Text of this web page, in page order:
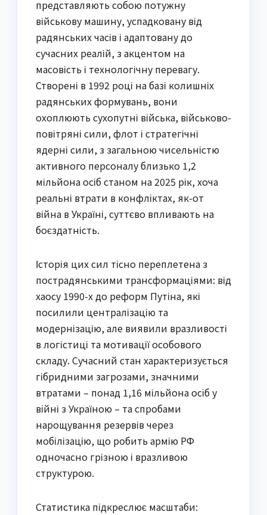
представляють собою потужну
військову машину, успадковану від
радянських часів і адаптовану до
сучасних реалій, з акцентом на
масовість і технологічну перевагу.
Створені в 1992 році на базі колишніх
радянських формувань, вони
охоплюють сухопутні війська, військово-
повітряні сили, флот і стратегічні
ядерні сили, з загальною чисельністю
активного персоналу близько 1,2
мільйона осіб станом на 2025 рік, хоча
реальні втрати в конфліктах, як-от
війна в Україні, суттєво впливають на
боєздатність.
Історія цих сил тісно переплетена з
пострадянськими трансформаціями: від
хаосу 1990-х до реформ Путіна, які
посилили централізацію та
модернізацію, але виявили вразливості
в логістиці та мотивації особового
складу. Сучасний стан характеризується
гібридними загрозами, значними
втратами – понад 1,16 мільйона осіб у
війні з Україною – та спробами
нарощування резервів через
мобілізацію, що робить армію РФ
одночасно грізною і вразливою
структурою.
Статистика підкреслює масштаби: